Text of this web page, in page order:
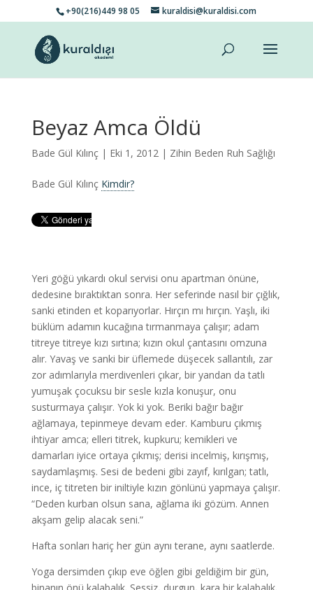
+90(216)449 98 05 kuraldisi@kuraldisi.com
Beyaz Amca Öldü
Bade Gül Kılınç| Eki 1, 2012 | Zihin Beden Ruh Sağlığı
Bade Gül Kılınç Kimdir?
Yeri göğü yıkardı okul servisi onu apartman önüne,
dedesine bıraktıktan sonra. Her seferinde nasıl bir çığlık,
sanki etinden et koparıyorlar. Hırçın mı hırçın. Yaşlı, iki
büklüm adamın kucağına tırmanmaya çalışır; adam
titreye titreye kızı sırtına; kızın okul çantasını omzuna
alır. Yavaş ve sanki bir üflemede düşecek sallantılı, zar
zor adımlarıyla merdivenleri çıkar, bir yandan da tatlı
yumuşak çocuksu bir sesle kızla konuşur, onu
susturmaya çalışır. Yok ki yok. Beriki bağır bağır
ağlamaya, tepinmeye devam eder. Kamburu çıkmış
ihtiyar amca; elleri titrek, kupkuru; kemikleri ve
damarları iyice ortaya çıkmış; derisi incelmiş, kırışmış,
saydamlaşmış. Sesi de bedeni gibi zayıf, kırılgan; tatlı,
ince, iç titreten bir iniltiyle kızın gönlünü yapmaya çalışır.
“Deden kurban olsun sana, ağlama iki gözüm. Annen
akşam gelip alacak seni.”
Hafta sonları hariç her gün aynı terane, aynı saatlerde.
Yoga dersimden çıkıp eve öğlen gibi geldiğim bir gün,